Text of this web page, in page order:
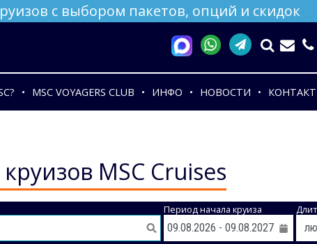
с выбором пакетов, опций и скидок
MSC VOYAGERS CLUB ИНФО НОВОСТИ
MSC Cruises
Период начала круиза